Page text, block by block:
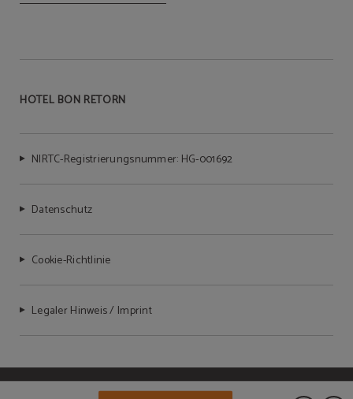
HOTEL BON RETORN
NIRTC-Registrierungsnummer: HG-001692
Datenschutz
Cookie-Richtlinie
Legaler Hinweis / Imprint
Powered by Keytel